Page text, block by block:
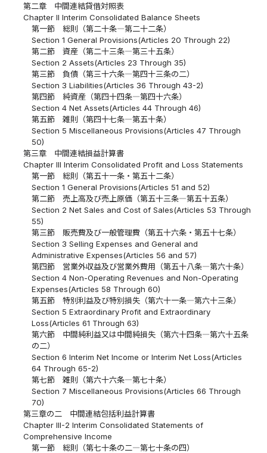
第二章 中間連結貸借対照表
Chapter II Interim Consolidated Balance Sheets
第一節 総則（第二十条―第二十二条）
Section 1 General Provisions(Articles 20 Through 22)
第二節 資産（第二十三条―第三十五条）
Section 2 Assets(Articles 23 Through 35)
第三節 負債（第三十六条―第四十三条の二）
Section 3 Liabilities(Articles 36 Through 43-2)
第四節 純資産（第四十四条―第四十六条）
Section 4 Net Assets(Articles 44 Through 46)
第五節 雑則（第四十七条―第五十条）
Section 5 Miscellaneous Provisions(Articles 47 Through
50)
第三章 中間連結損益計算書
Chapter III Interim Consolidated Profit and Loss Statements
第一節 総則（第五十一条・第五十二条）
Section 1 General Provisions(Articles 51 and 52)
第二節 売上高及び売上原価（第五十三条―第五十五条）
Section 2 Net Sales and Cost of Sales(Articles 53 Through
55)
第三節 販売費及び一般管理費（第五十六条・第五十七条）
Section 3 Selling Expenses and General and
Administrative Expenses(Articles 56 and 57)
第四節 営業外収益及び営業外費用（第五十八条―第六十条）
Section 4 Non-Operating Revenues and Non-Operating
Expenses(Articles 58 Through 60)
第五節 特別利益及び特別損失（第六十一条―第六十三条）
Section 5 Extraordinary Profit and Extraordinary
Loss(Articles 61 Through 63)
第六節 中間純利益又は中間純損失（第六十四条―第六十五条
の二）
Section 6 Interim Net Income or Interim Net Loss(Articles
64 Through 65-2)
第七節 雑則（第六十六条―第七十条）
Section 7 Miscellaneous Provisions(Articles 66 Through
70)
第三章の二 中間連結包括利益計算書
Chapter III-2 Interim Consolidated Statements of
Comprehensive Income
第一節 総則（第七十条の二―第七十条の四）